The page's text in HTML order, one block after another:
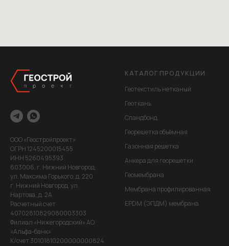
ООО «Геостройпроект»
ОГРН 1245200015455
ИНН 5260495393
603006, г. Нижний Новгород,
ул. Максима Горького, д. 220
г. Нижний Новгород, ул.
Нартова,,д. 2А
Расчетный счет
40702810829080003303
Филиал «Нижегородский» АО
«Альфа-банк»
К/счет 30101810200000000824
КАТАЛОГ ПРОДУКЦИИ
Геотекстиль нетканый
Геоткань
Спандбонд
Георешетка объёмная
Газонная решетка
Анкера для георешетки
Геомембрана
Мембрана профилированная
EPDM (ЭПДМ) мембрана